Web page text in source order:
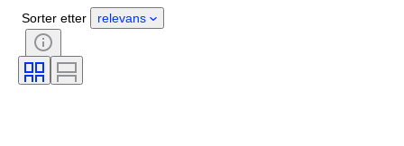
Emne
Farge
Skala
Strømforsyning
Æra
Sorter etter relevans